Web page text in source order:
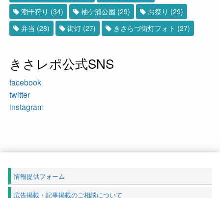
潮干狩り (34) 袖ケ浦公園 (29) お祭り (29)
弁当 (28) 街灯 (27) きさらづ街灯フォト (27)
きさレポ公式SNS
facebook
twitter
instagram
情報提供フォーム
広告掲載・記事掲載のご相談について